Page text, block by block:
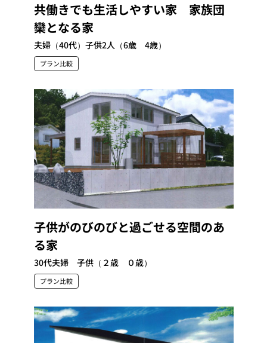
共働きでも生活しやすい家 家族団
欒となる家
夫婦（40代）子供2人（6歳 4歳）
プラン比較
子供がのびのびと過ごせる空間のあ
る家
30代夫婦 子供（２歳 ０歳）
プラン比較